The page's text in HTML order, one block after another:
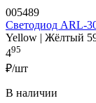
005489
Светодиод ARL-
Yellow | Жёлтый
495
₽/шт
В наличии